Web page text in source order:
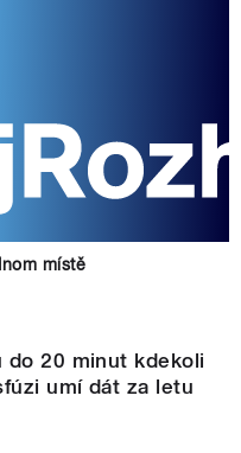
místě
do 20 minut kdekoli
umí dát za letu